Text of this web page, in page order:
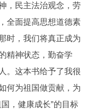
，民主法治观念，劳
全面提高思想道德素
时，我们将真正成为
精神状态，勤奋学
。这本书给予了我很
何为祖国做贡献，为
，健康成长”的目标